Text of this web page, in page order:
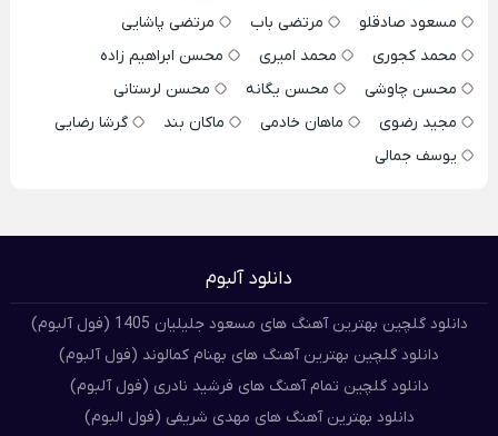
مسعود صادقلو
مرتضی باب
مرتضی پاشایی
محمد کجوری
محمد امیری
محسن ابراهیم زاده
محسن چاوشی
محسن یگانه
محسن لرستانی
مجید رضوی
ماهان خادمی ماکان بند
گرشا رضایی
یوسف جمالی
دانلود آلبوم
دانلود گلچین بهترین آهنگ های مسعود جلیلیان 1405 (فول آلبوم)
دانلود گلچین بهترین آهنگ های بهنام کمالوند (فول آلبوم)
دانلود گلچین تمام آهنگ های فرشید نادری (فول آلبوم)
دانلود بهترین آهنگ های مهدی شریفی (فول البوم)